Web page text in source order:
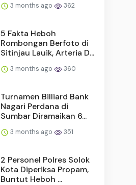
3 months ago 362
5 Fakta Heboh
Rombongan Berfoto di
Sitinjau Lauik, Arteria D...
3 months ago 360
Turnamen Billiard Bank
Nagari Perdana di
Sumbar Diramaikan 6...
3 months ago 351
2 Personel Polres Solok
Kota Diperiksa Propam,
Buntut Heboh ...